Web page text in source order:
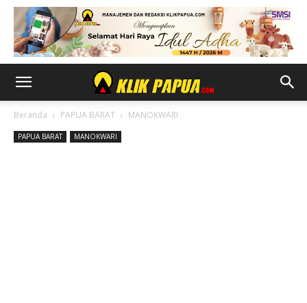
Beranda PAPUA BARAT MANOKWARI
PAPUA BARAT MANOKWARI